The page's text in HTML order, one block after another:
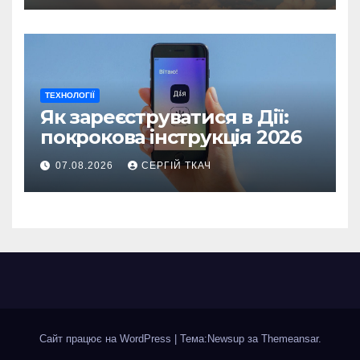
ТЕХНОЛОГІЇ
Як зареєструватися в Дії:
покрокова інструкція 2026
07.08.2026 СЕРГІЙ ТКАЧ
Сайт працює на WordPress Тема:Newsup за Themeansar.